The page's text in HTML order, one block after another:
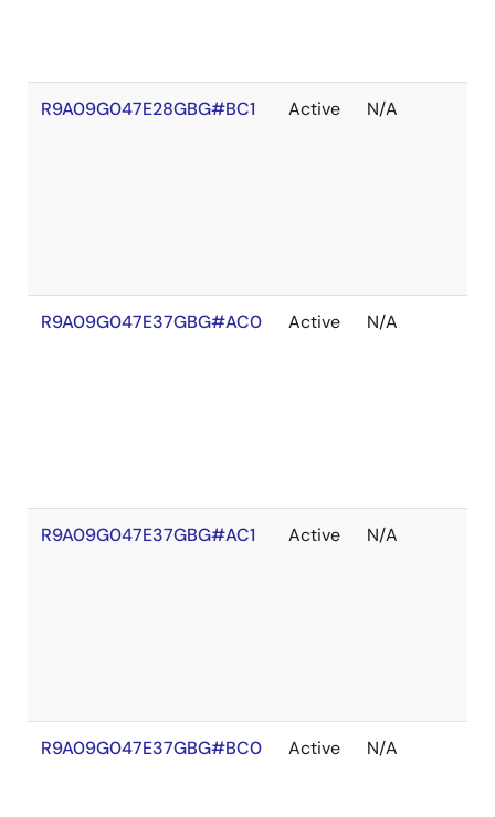
R9A09G047E28GBG#BC1 Active N/A
R9A09G047E37GBG#AC0 Active N/A
R9A09G047E37GBG#AC1 Active N/A
R9A09G047E37GBG#BC0 Active N/A